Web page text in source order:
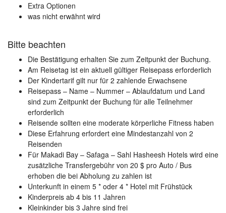
Extra Optionen
was nicht erwähnt wird
Bitte beachten
Die Bestätigung erhalten Sie zum Zeitpunkt der Buchung.
Am Reisetag ist ein aktuell gültiger Reisepass erforderlich
Der Kindertarif gilt nur für 2 zahlende Erwachsene
Reisepass – Name – Nummer – Ablaufdatum und Land
sind zum Zeitpunkt der Buchung für alle Teilnehmer
erforderlich
Reisende sollten eine moderate körperliche Fitness haben
Diese Erfahrung erfordert eine Mindestanzahl von 2
Reisenden
Für Makadi Bay – Safaga – Sahl Hasheesh Hotels wird eine
zusätzliche Transfergebühr von 20 $ pro Auto / Bus
erhoben die bei Abholung zu zahlen ist
Unterkunft in einem 5 * oder 4 * Hotel mit Frühstück
Kinderpreis ab 4 bis 11 Jahren
Kleinkinder bis 3 Jahre sind frei